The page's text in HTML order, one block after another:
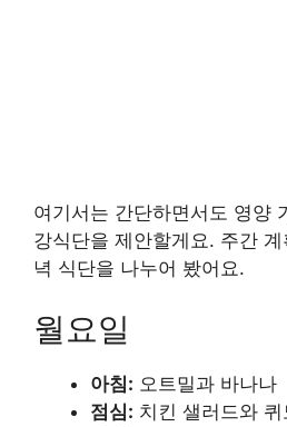
여기서는 간단하면서도 영양
강식단을 제안할게요. 주간
녁 식단을 나누어 봤어요.
월요일
아침: 오트밀과 바나나
점심: 치킨 샐러드와 퀴